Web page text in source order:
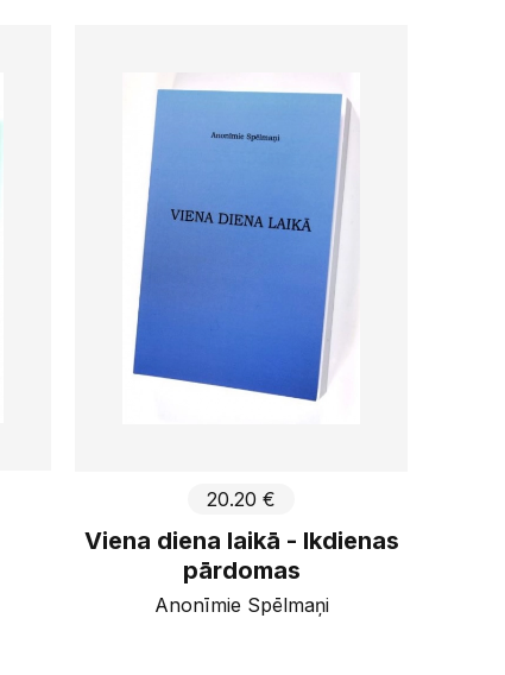
20.20 €
Viena diena laikā - Ikdienas
pārdomas
Anonīmie Spēlmaņi